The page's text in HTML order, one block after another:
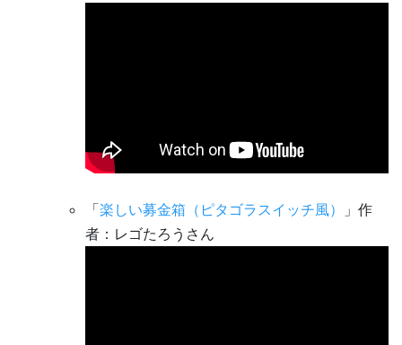
「楽しい募金箱（ピタゴラスイッチ風）
」作
者：レゴたろうさん